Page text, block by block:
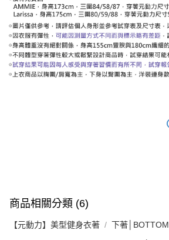
商品相關分類 (6)
【元動力】美型健身衣著 下著│BOTTOM